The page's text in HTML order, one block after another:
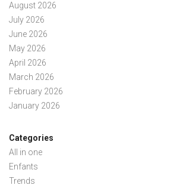
August 2026
July 2026
June 2026
May 2026
April 2026
March 2026
February 2026
January 2026
Categories
All in one
Enfants
Trends